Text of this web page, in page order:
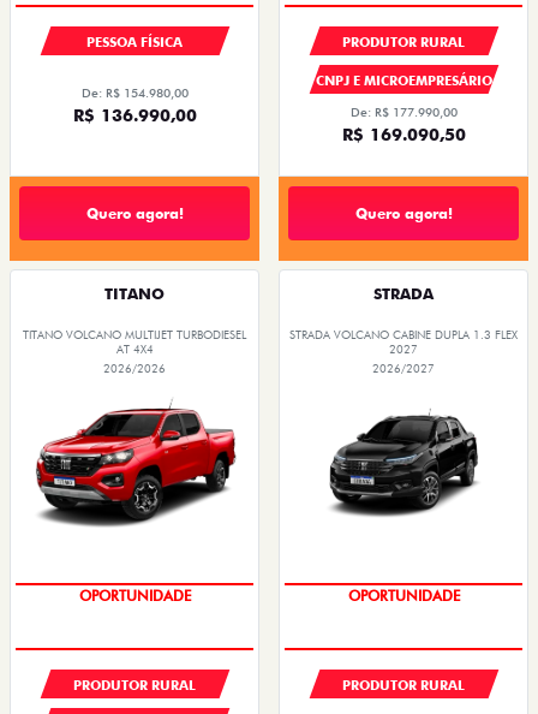
PESSOA FÍSICA
De: R$ 154.980,00
R$ 136.990,00
Quero agora!
PRODUTOR RURAL
CNPJ E MICROEMPRESÁRIO
De: R$ 177.990,00
R$ 169.090,50
Quero agora!
TITANO
TITANO VOLCANO MULTIJET TURBODIESEL
AT 4X4
2026/2026
PREÇOS REDUZIDOS
PRODUTOR RURAL
STRADA
STRADA VOLCANO CABINE DUPLA 1.3 FLEX
2027
2026/2027
PREÇOS REDUZIDOS
PRODUTOR RURAL